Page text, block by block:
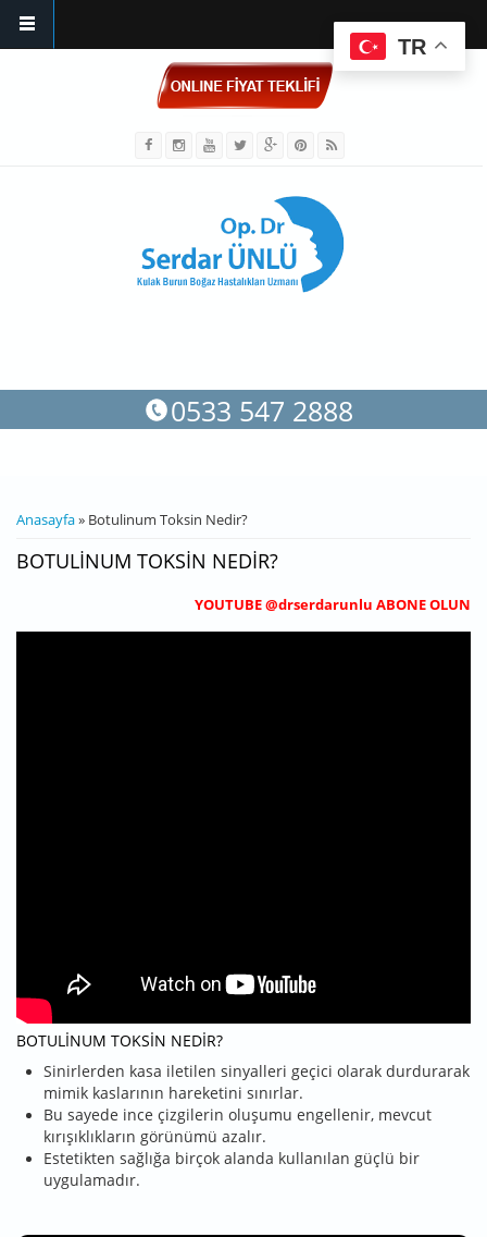
0533 547 2888
BURADASINIZ
Anasayfa» Botulinum Toksin Nedir?
BOTULINUM TOKSIN NEDIR?
YOUTUBE @drserdarunlu ABONE OLUN
BOTULINUM TOKSIN NEDIR?
Sinirlerden kasa iletilen sinyalleri geçici olarak durdurarak
mimik kaslarının hareketini sınırlar.
Bu sayede ince çizgilerin oluşumu engellenir, mevcut
kırışıklıkların görünümü azalır.
Estetikten sağlığa birçok alanda kullanılan güçlü bir
uygulamadır.
TR